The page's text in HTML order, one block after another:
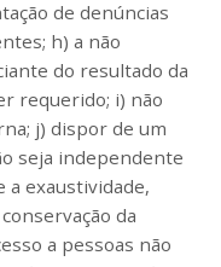
de denúncias
h) a não
do resultado da
requerido; i) não
j) dispor de um
seja independente
a exaustividade,
da
a pessoas não